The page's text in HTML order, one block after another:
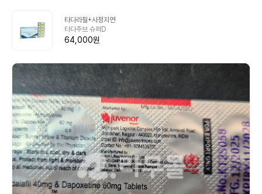
타다라필+사정지연
타다주브 슈퍼D
64,000원